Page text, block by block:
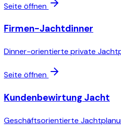
Seite öffnen
Firmen-Jachtdinner
Dinner-orientierte private
Seite öffnen
Kundenbewirtung Jacht
Geschäftsorientierte